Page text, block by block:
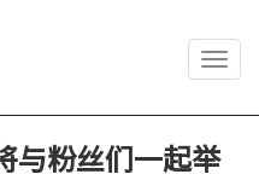
与粉丝们一起举